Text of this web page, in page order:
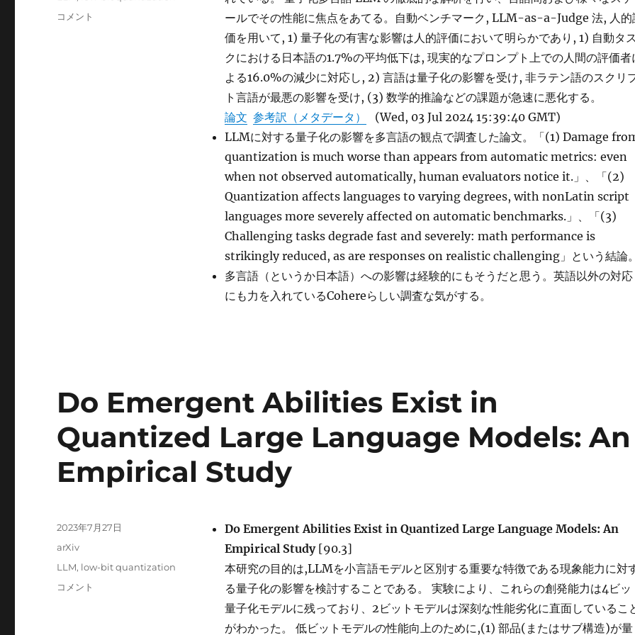
ールでその性能に焦点をあてる。自動ベンチマーク, LLM-as-a-Judge 法, 人的
価を用いて, 1) 量子化の有害な影響は人的評価において明らかであり, 1) 自動タス
クにおける日本語の1.7%の平均低下は, 現実的なプロンプト上での人間の評価者
よる16.0%の減少に対応し, 2) 言語は量子化の影響を受け, 非ラテン語のスクリ
ト言語が最悪の影響を受け, (3) 数学的推論などの課題が急速に悪化する。
論文 参考訳（メタデータ）
(Wed, 03 Jul 2024 15:39:40 GMT)
LLMに対する量子化の影響を多言語の観点で調査した論文。「(1) Damage
quantization is much worse than appears from automatic metrics: even
when not observed automatically, human evaluators notice it.」、「(2)
Quantization affects languages to varying degrees, with nonLatin script
languages more severely affected on automatic benchmarks.」、「(3)
Challenging tasks degrade fast and severely: math performance is
strikingly reduced, as are responses on realistic challenging」という結論。
多言語（というか日本語）への影響は経験的にもそうだと思う。英語以外の対応
にも力を入れているCohereらしい調査な気がする。
リ
How
コメント
Do Emergent Abilities Exist in
Quantized Large Language Models: An
Empirical Study
Do Emergent Abilities Exist in Quantized Large Language Models: An
Empirical Study [90.3]
本研究の目的は,LLMを小言語モデルと区別する重要な特徴である現象能力に対
る量子化の影響を検討することである。 実験により、これらの創発能力は4ビッ
量子化モデルに残っており、2ビットモデルは深刻な性能劣化に直面しているこ
がわかった。 低ビットモデルの性能向上のために,(1) 部品(またはサブ構造)が量
投
2023年7月27日
カ
リ
arXiv
タ
LLM, low-bit quantization
Do
コメント